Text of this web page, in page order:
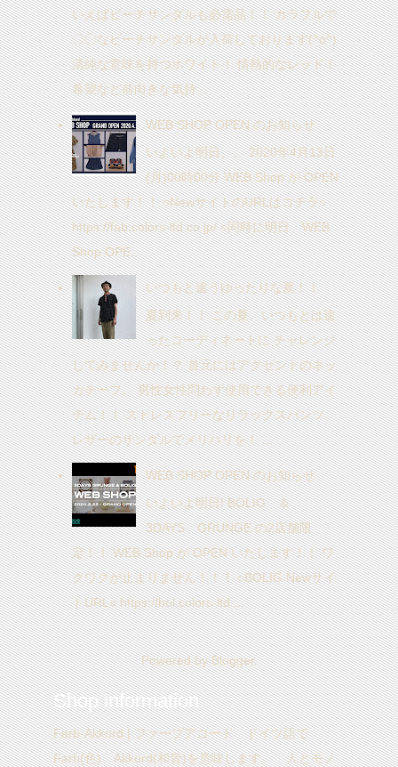
いえばビーチサンダルも必需品！！ カラフルで
〇〇なビーチサンダルが入荷しております(^o^)
清純な意味を持つホワイト！ 情熱的なレッド！
希望など前向きな気持...
WEB SHOP OPEN のお知らせ
いよいよ明日、、 2020年4月13日
(月)00時00分 WEB Shop が OPEN
いたします！！ ○NewサイトのURLはコチラ○
https://fab.colors-ltd.co.jp/ ○同時に明日、WEB
Shop OPE...
いつもと違うゆったりな夏！！
夏到来！！ この夏、いつもとは違
ったコーディネートに チャレンジ
してみませんか！？ 首元にはアクセントのネッ
カチーフ。 男性女性問わず使用できる便利アイ
テム！！ ストレスフリーなリラックスパンツ。
レザーのサンダルでメリハリを！ ...
WEB SHOP OPEN のお知らせ
いよいよ明日! BOLIG ＆
3DAYS GRUNGE の2店舗限
定！！ WEB Shop が OPEN いたします！！ ワ
クワクが止まりません！！！ ○BOLIG Newサイ
トURL○ https://bol.colors-ltd....
Powered byBlogger.
Shop information
Farb-Akkord | ファーブアコード ドイツ語で
Farb(色)、Akkord(和音)を意味します。 人とモノ